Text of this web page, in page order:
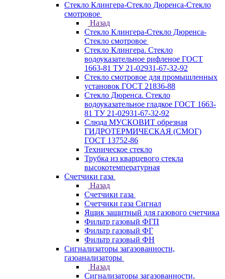
Стекло Клингера-Стекло Дюренса-Стекло
смотровое
Назад
Стекло Клингера-Стекло Дюренса-
Стекло смотровое
Стекло Клингера. Стекло
водоуказательное рифленое ГОСТ
1663-81 ТУ 21-02931-67-32-92
Стекло смотровое для промышленных
установок ГОСТ 21836-88
Стекло Дюренса. Стекло
водоуказательное гладкое ГОСТ 1663-
81 ТУ 21-02931-67-32-92
Слюда МУСКОВИТ обрезная
ГИДРОТЕРМИЧЕСКАЯ (СМОГ)
ГОСТ 13752-86
Техническое стекло
Трубка из кварцевого стекла
высокотемпературная
Счетчики газа
Назад
Счетчики газа
Счетчики газа Сигнал
Ящик защитный для газового счетчика
Фильтр газовый ФГП
Фильтр газовый ФГ
Фильтр газовый ФН
Сигнализаторы загазованности,
газоанализаторы
Назад
Сигнализаторы загазованности,